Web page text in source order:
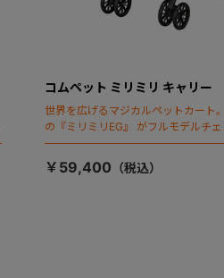
コムペット ミリミリ キャリー
世界を広げるマジカルペットカート
の『ミリミリEG』 がフルモデルチ
「マジカルフォールディング」搭載
￥59,400